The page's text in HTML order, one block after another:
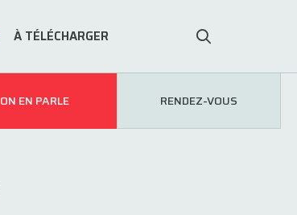
À TÉLÉCHARGER
ON EN PARLE RENDEZ-VOUS